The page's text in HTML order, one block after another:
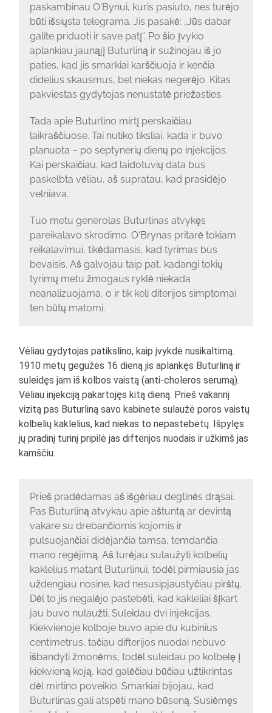
paskambinau O‘Bynui, kuris pasiuto, nes turėjo
būti išsiųsta telegrama. Jis pasakė: „Jūs dabar
galite priduoti ir save patį“. Po šio įvykio
aplankiau jaunąjį Buturliną ir sužinojau iš jo
paties, kad jis smarkiai karščiuoja ir kenčia
didelius skausmus, bet niekas negerėjo. Kitas
pakviestas gydytojas nenustatė priežasties.
Tada apie Buturlino mirtį perskaičiau
laikraščiuose. Tai nutiko tiksliai, kada ir buvo
planuota – po septynerių dienų po injekcijos.
Kai perskaičiau, kad laidotuvių data bus
paskelbta vėliau, aš supratau, kad prasidėjo
velniava.
Tuo metu generolas Buturlinas atvykęs
pareikalavo skrodimo. O‘Brynas pritarė tokiam
reikalavimui, tikėdamasis, kad tyrimas bus
bevaisis. Aš galvojau taip pat, kadangi tokių
tyrimų metu žmogaus ryklė niekada
neanalizuojama, o ir tik keli diterijos simptomai
ten būtų matomi.
Vėliau gydytojas patikslino, kaip įvykdė nusikaltimą.
1910 metų gegužės 16 dieną jis aplankęs Buturliną ir
suleidęs jam iš kolbos vaistą (anti-choleros serumą).
Vėliau injekciją pakartojęs kitą dieną. Prieš vakarinį
vizitą pas Buturliną savo kabinete sulaužė poros vaistų
kolbelių kaklelius, kad niekas to nepastebėtų. Išpylęs
jų pradinį turinį pripilė jas difterijos nuodais ir užkimš jas
kamščiu.
Prieš pradėdamas aš išgėriau degtinės drąsai.
Pas Buturliną atvykau apie aštuntą ar devintą
vakare su drebančiomis kojomis ir
pulsuojančiai didėjančia tamsa, temdančia
mano regėjimą. Aš turėjau sulaužyti kolbelių
kaklelius matant Buturlinui, todėl pirmiausia jas
uždengiau nosine, kad nesusipjaustyčiau pirštų.
Dėl to jis negalėjo pastebėti, kad kakleliai šįkart
jau buvo nulaužti. Suleidau dvi injekcijas.
Kiekvienoje kolboje buvo apie du kubinius
centimetrus, tačiau difterijos nuodai nebuvo
išbandyti žmonėms, todėl suleidau po kolbelę į
kiekvieną koją, kad galėčiau būčiau užtikrintas
dėl mirtino poveikio. Smarkiai bijojau, kad
Buturlinas gali atspėti mano būseną. Susiėmęs